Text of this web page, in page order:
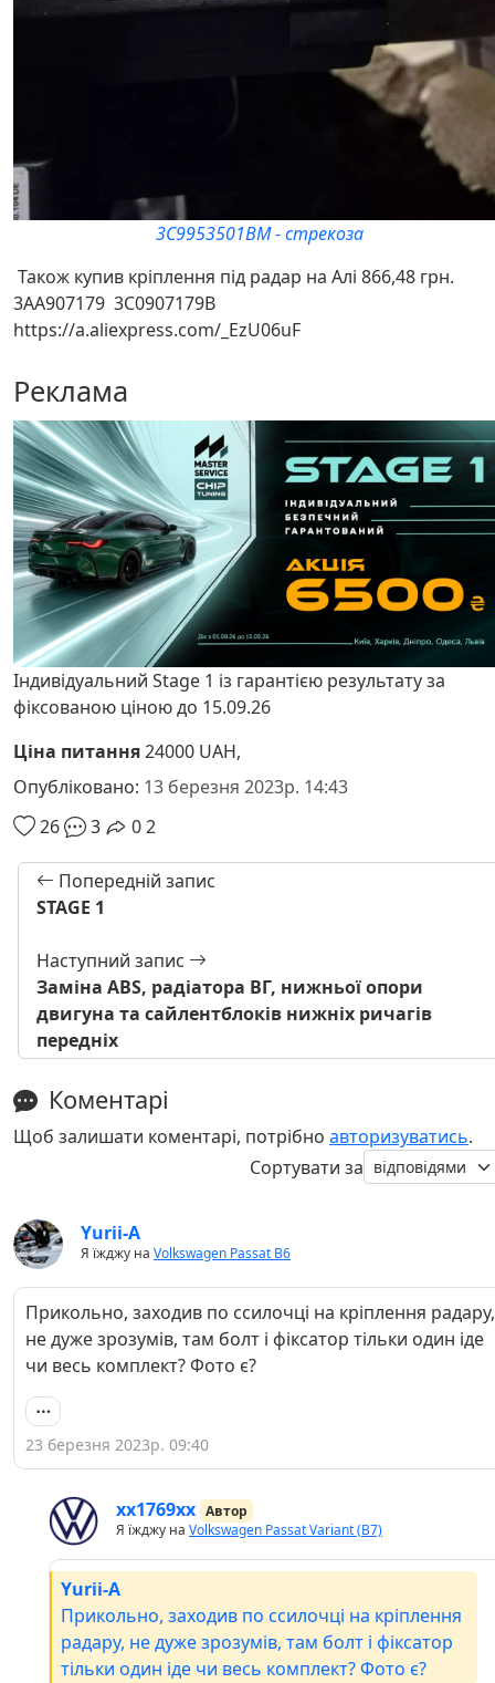
3C9953501BM - стрекоза
Також купив кріплення під радар на Алі 866,48 грн.
3AA907179 3C0907179B
https://a.aliexpress.com/_EzU06uF
Реклама
Індивідуальний Stage 1 із гарантією результату за
фіксованою ціною до 15.09.26
Ціна питання24000 UAH,
Опубліковано: 13 березня 2023р. 14:43
26
3 02
Попередній запис
STAGE 1
Наступний запис
Заміна ABS, радіатора ВГ, нижньої опори
двигуна та сайлентблоків нижніх ричагів
передніх
Коментарі
Щоб залишати коментарі, потрібно авторизуватись.
Сортувати за
Yurii-A
Я їжджу на Volkswagen Passat B6
Прикольно, заходив по ссилочці на кріплення радару,
не дуже зрозумів, там болт і фіксатор тільки один іде
чи весь комплект? Фото є?
23 березня 2023р. 09:40
хх1769хх Автор
Я їжджу на Volkswagen Passat Variant (B7)
Yurii-A
Прикольно, заходив по ссилочці на кріплення
радару, не дуже зрозумів, там болт і фіксатор
тільки один іде чи весь комплект? Фото є?